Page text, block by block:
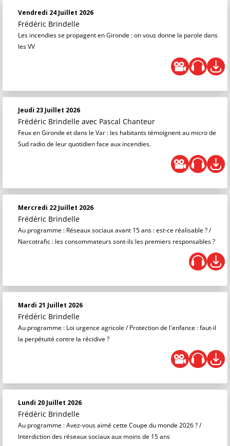
Vendredi 24 Juillet 2026
Frédéric Brindelle
Les incendies se propagent en Gironde : on vous donne la parole dans
les VV
Jeudi 23 Juillet 2026
Frédéric Brindelle avec Pascal Chanteur
Feux en Gironde et dans le Var : les habitants témoignent au micro de
Sud radio de leur quotidien face aux incendies.
Mercredi 22 Juillet 2026
Frédéric Brindelle
Au programme : Réseaux sociaux avant 15 ans : est-ce réalisable ? /
Narcotrafic : les consommateurs sont-ils les premiers responsables ?
Mardi 21 Juillet 2026
Frédéric Brindelle
Au programme : Loi urgence agricole / Protection de l'enfance : faut-il
la perpétuité contre la récidive ?
Lundi 20 Juillet 2026
Frédéric Brindelle
Au programme : Avez-vous aimé cette Coupe du monde 2026 ? /
Interdiction des réseaux sociaux aux moins de 15 ans